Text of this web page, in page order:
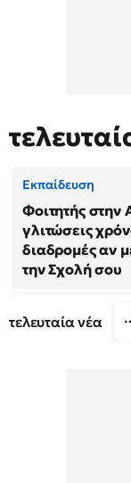
Εκπαίδευση
Φοιτητής
γλιτώσεις
διαδρομές αν
την Σχολή σου
τελευταία νέα